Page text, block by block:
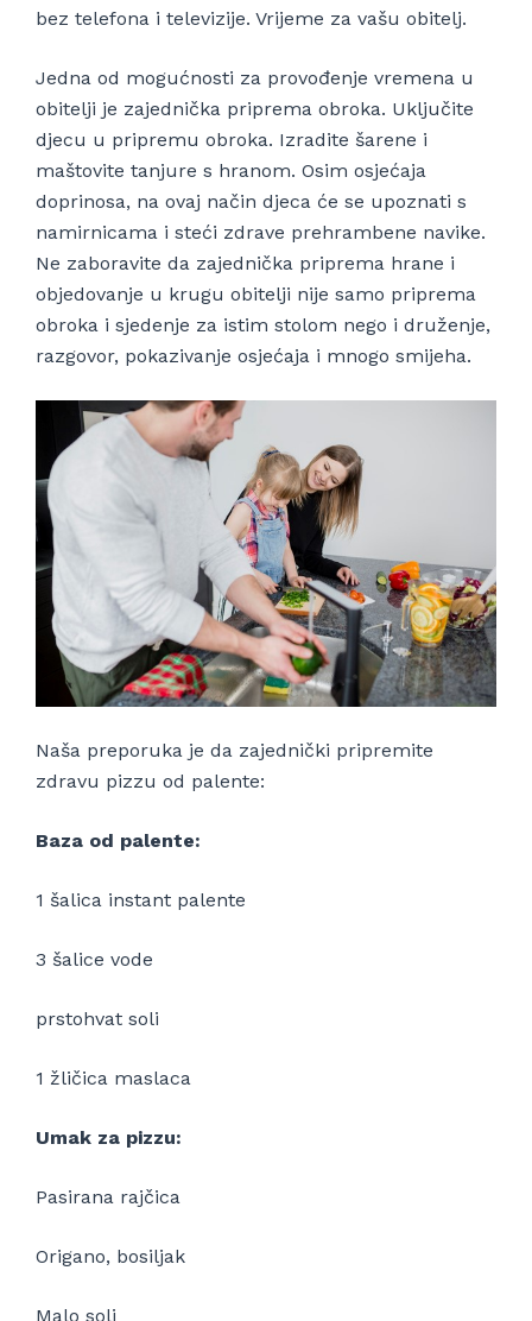
bez telefona i televizije. Vrijeme za vašu obitelj.
Jedna od mogućnosti za provođenje vremena u
obitelji je zajednička priprema obroka. Uključite
djecu u pripremu obroka. Izradite šarene i
maštovite tanjure s hranom. Osim osjećaja
doprinosa, na ovaj način djeca će se upoznati s
namirnicama i steći zdrave prehrambene navike.
Ne zaboravite da zajednička priprema hrane i
objedovanje u krugu obitelji nije samo priprema
obroka i sjedenje za istim stolom nego i druženje,
razgovor, pokazivanje osjećaja i mnogo smijeha.
Naša preporuka je da zajednički pripremite
zdravu pizzu od palente:
Baza od palente:
1 šalica instant palente
3 šalice vode
prstohvat soli
1 žličica maslaca
Umak za pizzu:
Pasirana rajčica
Origano, bosiljak
Malo soli